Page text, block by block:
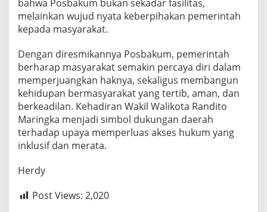
bahwa Posbakum bukan sekadar fasilitas,
melainkan wujud nyata keberpihakan pemerintah
kepada masyarakat.
Dengan diresmikannya Posbakum, pemerintah
berharap masyarakat semakin percaya diri dalam
memperjuangkan haknya, sekaligus membangun
kehidupan bermasyarakat yang tertib, aman, dan
berkeadilan. Kehadiran Wakil Walikota Randito
Maringka menjadi simbol dukungan daerah
terhadap upaya memperluas akses hukum yang
inklusif dan merata.
Herdy
Post Views: 2,020